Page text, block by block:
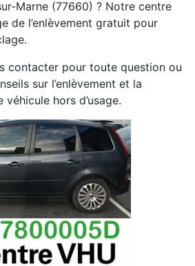
Marne (77660) ? Notre centre
de l’enlèvement gratuit pour
contacter pour toute question ou
sur l’enlèvement et la
hors d’usage.